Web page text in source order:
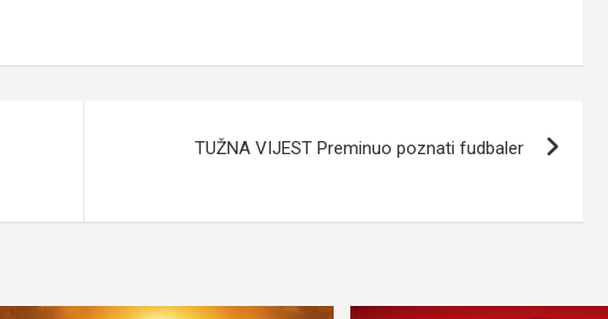
TUŽNA VIJEST Preminuo poznati fudbaler